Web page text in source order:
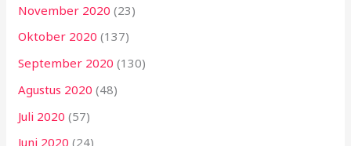
November 2020 (23)
Oktober 2020 (137)
September 2020 (130)
Agustus 2020 (48)
Juli 2020 (57)
Juni 2020 (24)